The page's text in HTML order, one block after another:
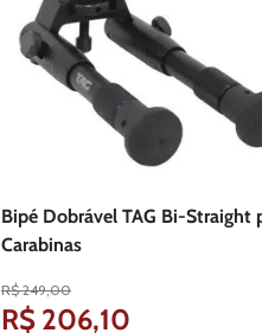
Bipé Dobrável TAG Bi-Straight
Carabinas
R$ 249,00
R$ 206,10